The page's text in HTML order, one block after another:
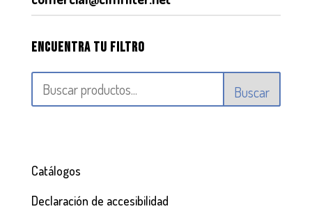
Encuentra tu filtro
Buscar
Catálogos
Declaración de accesibilidad